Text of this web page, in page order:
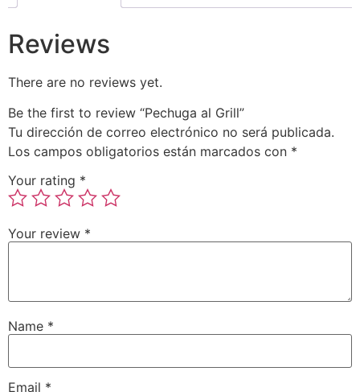
Reviews
There are no reviews yet.
Be the first to review “Pechuga al Grill”
Tu dirección de correo electrónico no será publicada.
Los campos obligatorios están marcados con *
Your rating *
Your review *
Name *
Email *